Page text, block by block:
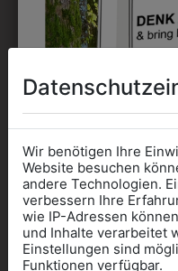
DAS
AUCH
Wir benötigen Ihre
Website besuchen
andere Technologien.
verbessern Ihre
wie IP-Adressen
und Inhalte verarbeitet
Einstellungen sind
Funktionen verfügbar.
Kleidung